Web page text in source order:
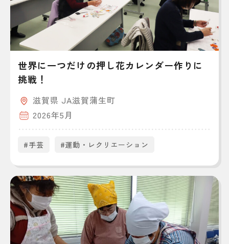
世界に一つだけの押し花カレンダー作りに
挑戦！
滋賀県 JA滋賀蒲生町
2026年5月
#手芸 #運動・レクリエーション